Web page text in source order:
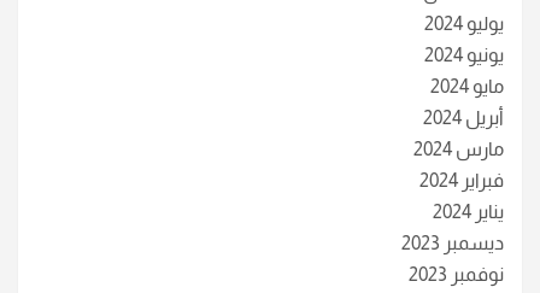
يوليو 2024
يونيو 2024
مايو 2024
أبريل 2024
مارس 2024
فبراير 2024
يناير 2024
ديسمبر 2023
نوفمبر 2023